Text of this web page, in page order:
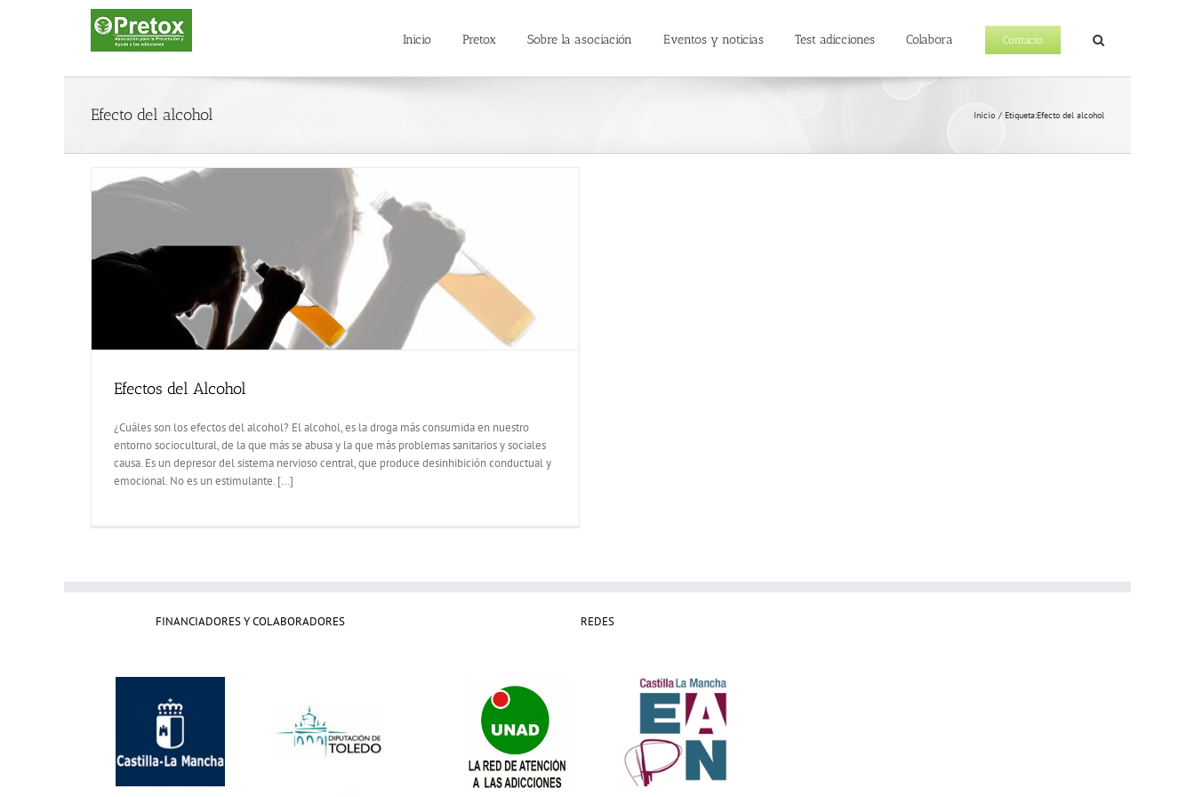
Inicio Pretox Sobre la asociación Eventos y noticias Test adicciones Colabora Contacto
Efecto del alcohol Inicio Etiqueta:Efecto del alcohol
Efectos del Alcohol
¿Cuáles son los efectos del alcohol? El alcohol, es la droga más consumida en nuestro
entorno sociocultural, de la que más se abusa y la que más problemas sanitarios y sociales
causa. Es un depresor del sistema nervioso central, que produce desinhibición conductual y
emocional. No es un estimulante. […]
FINANCIADORES Y COLABORADORES REDES